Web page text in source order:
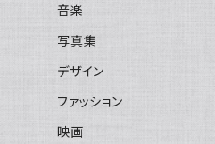
音楽
写真集
デザイン
ファッション
映画